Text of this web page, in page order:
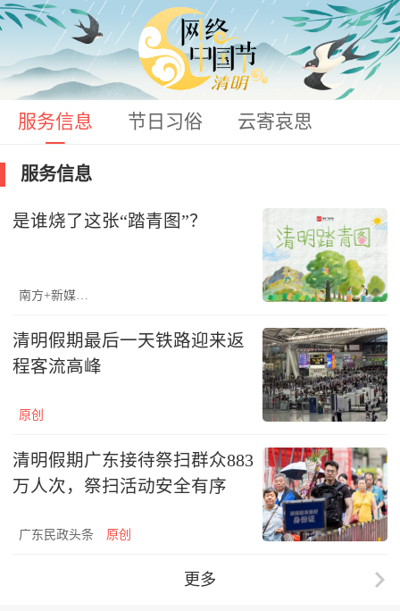
服务信息 节日习俗 云寄哀思
服务信息
是谁烧了这张“踏青图”？
南方+新媒体实验室
清明假期最后一天铁路迎来返
程客流高峰
原创
清明假期广东接待祭扫群众883
万人次，祭扫活动安全有序
广东民政头条 原创
更多